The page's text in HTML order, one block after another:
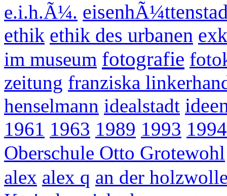
e.i.h.Ã¼.
ethik ethik des urbanen
im museum fotografie
zeitung franziska
henselmann idealstadt
1961 1963 1989 1993 1994
Oberschule Otto Grotewohl
alex alex q an der